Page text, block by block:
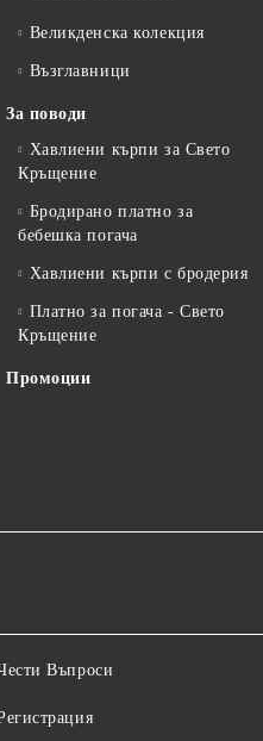
Великденска колекция
Възглавници
За поводи
Хавлиени кърпи за Свето
Кръщение
Бродирано платно за
бебешка погача
Хавлиени кърпи с бродерия
Платно за погача - Свето
Кръщение
Промоции
Въпроси